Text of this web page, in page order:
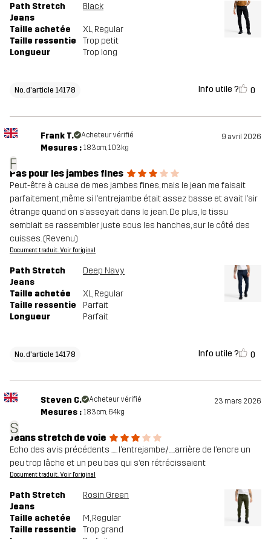
Path Stretch
Jeans
Black
Taille achetée XL, Regular
Taille ressentie
Trop petit
Longueur
Trop long
No. d'article 14178 Info utile ? 0
F
Frank T. Acheteur vérifié 9 avril 2026
Mesures : 183cm, 103kg
Pas pour les jambes fines
Peut-être à cause de mes jambes fines, mais le jean me faisait
parfaitement, même si l’entrejambe était assez basse et avait l’air
étrange quand on s’asseyait dans le jean. De plus, le tissu
semblait se rassembler juste sous les hanches, sur le côté des
cuisses. (Revenu)
Document traduit. Voir l'original
Path Stretch
Jeans
Deep Navy
Taille achetée XL, Regular
Taille ressentie
Parfait
Longueur
Parfait
No. d'article 14178 Info utile ? 0
S
Steven C. Acheteur vérifié 23 mars 2026
Mesures : 183cm, 64kg
Jeans stretch de voie
Echo des avis précédents ..... l’entrejambe/.....arrière de l’encre un
peu trop lâche et un peu bas qui s’en rétrécissaient
Document traduit. Voir l'original
Path Stretch
Jeans
Rosin Green
Taille achetée M, Regular
Taille ressentie
Trop grand